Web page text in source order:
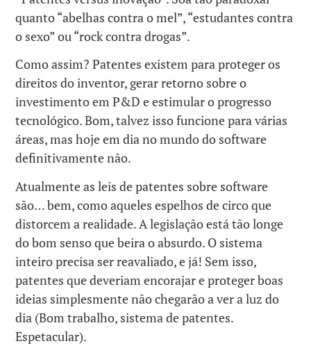
quanto “abelhas contra o mel”, “estudantes contra
o sexo” ou “rock contra drogas”.
Como assim? Patentes existem para proteger os
direitos do inventor, gerar retorno sobre o
investimento em P&D e estimular o progresso
tecnológico. Bom, talvez isso funcione para várias
áreas, mas hoje em dia no mundo do software
definitivamente não.
Atualmente as leis de patentes sobre software
são… bem, como aqueles espelhos de circo que
distorcem a realidade. A legislação está tão longe
do bom senso que beira o absurdo. O sistema
inteiro precisa ser reavaliado, e já! Sem isso,
patentes que deveriam encorajar e proteger boas
ideias simplesmente não chegarão a ver a luz do
dia (Bom trabalho, sistema de patentes.
Espetacular).